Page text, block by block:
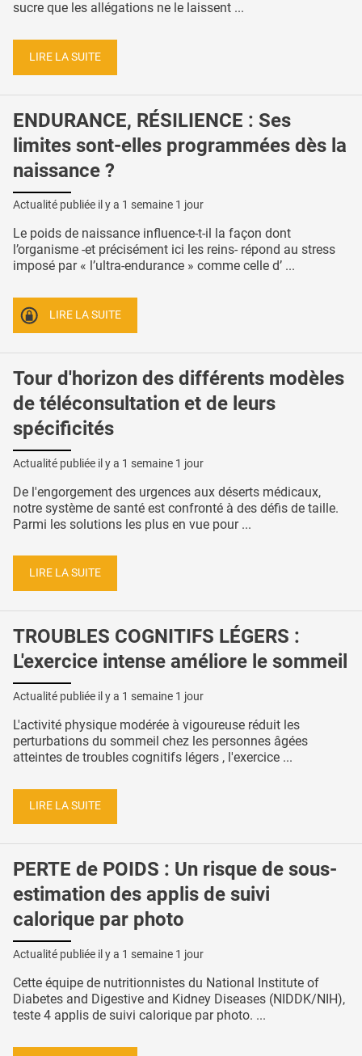
sucre que les allégations ne le laissent ...
LIRE LA SUITE
ENDURANCE, RÉSILIENCE : Ses
limites sont-elles programmées dès la
naissance ?
Actualité publiée il y a 1 semaine 1 jour
Le poids de naissance influence-t-il la façon dont
l’organisme -et précisément ici les reins- répond au stress
imposé par « l’ultra-endurance » comme celle d’ ...
LIRE LA SUITE
Tour d'horizon des différents modèles
de téléconsultation et de leurs
spécificités
Actualité publiée il y a 1 semaine 1 jour
De l'engorgement des urgences aux déserts médicaux,
notre système de santé est confronté à des défis de taille.
Parmi les solutions les plus en vue pour ...
LIRE LA SUITE
TROUBLES COGNITIFS LÉGERS :
L'exercice intense améliore le sommeil
Actualité publiée il y a 1 semaine 1 jour
L'activité physique modérée à vigoureuse réduit les
perturbations du sommeil chez les personnes âgées
atteintes de troubles cognitifs légers , l'exercice ...
LIRE LA SUITE
PERTE de POIDS : Un risque de sous-
estimation des applis de suivi
calorique par photo
Actualité publiée il y a 1 semaine 1 jour
Cette équipe de nutritionnistes du National Institute of
Diabetes and Digestive and Kidney Diseases (NIDDK/NIH),
teste 4 applis de suivi calorique par photo. ...